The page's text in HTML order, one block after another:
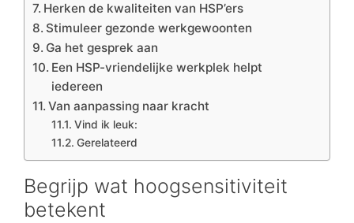
Herken de kwaliteiten van HSP’ers
Stimuleer gezonde werkgewoonten
Ga het gesprek aan
Een HSP-vriendelijke werkplek helpt
iedereen
Van aanpassing naar kracht
Vind ik leuk:
Gerelateerd
Begrijp wat hoogsensitiviteit
betekent